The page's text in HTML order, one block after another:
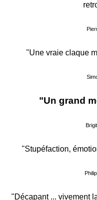
"Une vraie claque
"Un grand
"Stupéfaction,
"Décapant ... vivement